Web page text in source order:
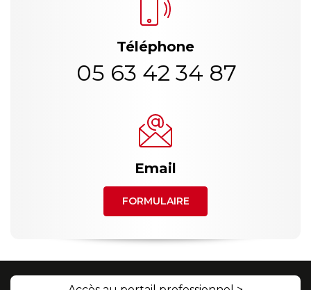
Téléphone
05 63 42 34 87
Email
FORMULAIRE